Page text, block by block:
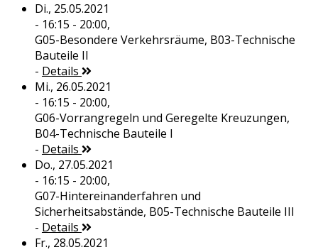
Di., 25.05.2021
- 16:15 - 20:00,
G05-Besondere Verkehrsräume, B03-Technische
Bauteile II
- Details
Mi., 26.05.2021
- 16:15 - 20:00,
G06-Vorrangregeln und Geregelte Kreuzungen,
B04-Technische Bauteile I
- Details
Do., 27.05.2021
- 16:15 - 20:00,
G07-Hintereinanderfahren und
Sicherheitsabstände, B05-Technische Bauteile III
- Details
Fr., 28.05.2021